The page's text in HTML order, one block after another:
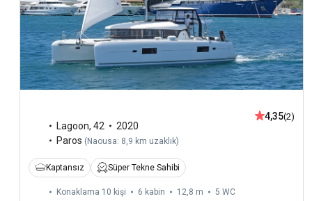
Lagoon, 42
2020
Paros (Naousa: 8,9 km uzaklık)
4,35(2)
Kaptansız Süper Tekne Sahibi
Konaklama 10 kişi 6 kabin 12,8 m 5 WC